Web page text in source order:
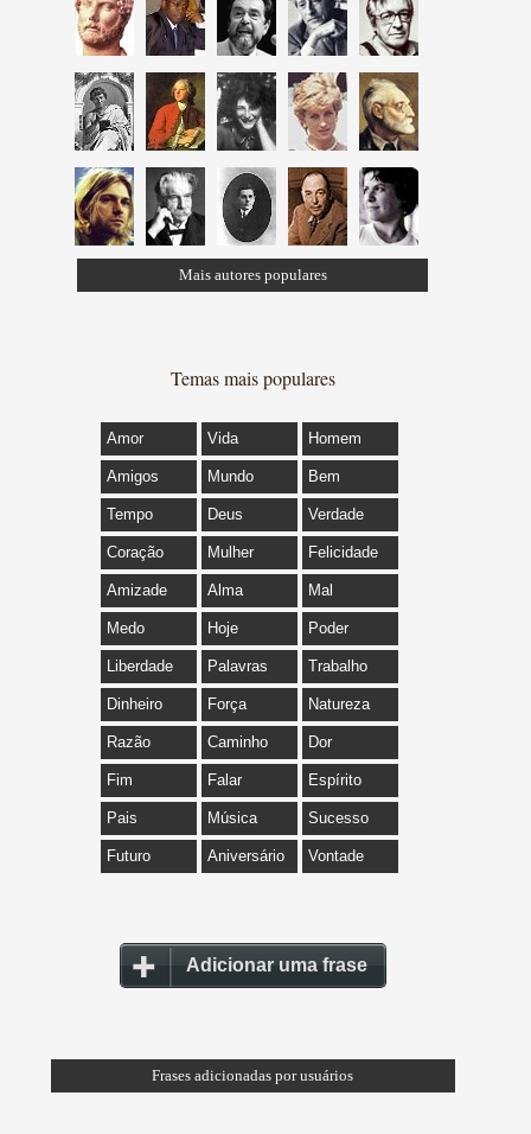
Mais autores populares
Temas mais populares
Amor Vida Homem
Amigos Mundo Bem
Tempo Deus Verdade
Coração Mulher Felicidade
Amizade Alma Mal
Medo Hoje Poder
Liberdade Palavras Trabalho
Dinheiro Força Natureza
Razão Caminho Dor
Fim Falar Espírito
Pais Música Sucesso
Futuro Aniversário Vontade
Adicionar uma frase
Frases adicionadas por usuários